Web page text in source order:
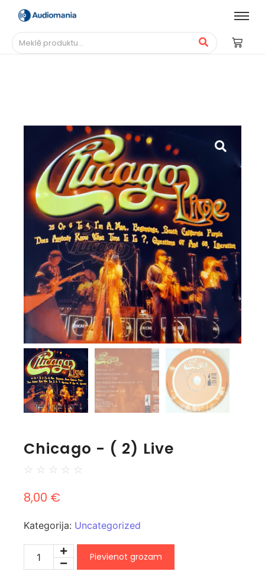
Chicago - ( 2) Live
☆ ☆ ☆ ☆ ☆
8,00 €
Kategorija: Uncategorized
Pievienot grozam